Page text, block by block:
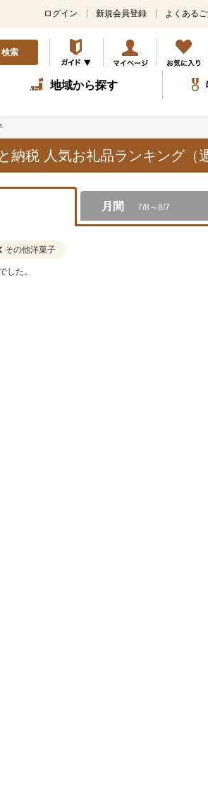
メ
ン
コ
ン
テ
ツ
ッ
プ
ログイン 新規会員登録 よくある
検索
地域から探す
納税 人気お礼品ランキング（
月間 7/8～8/7
その他洋菓子
した。